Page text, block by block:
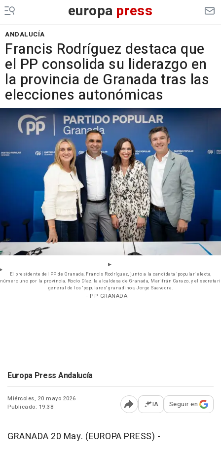
europa press
ANDALUCÍA
Francis Rodríguez destaca que
el PP consolida su liderazgo en
la provincia de Granada tras las
elecciones autonómicas
El presidente del PP de Granada, Francis Rodríguez, junto a la candidata 'popular' electa,
número uno por la provincia, Rocío Díaz, la alcaldesa de Granada, Marifrán Carazo, y el secretari
general de los 'populares' granadinos, Jorge Saavedra.
- PP GRANADA
Europa Press Andalucía
Miércoles, 20 mayo 2026
Publicado: 19:38
Abrir opciones para
IA Seguir en
GRANADA 20 May. (EUROPA PRESS) -